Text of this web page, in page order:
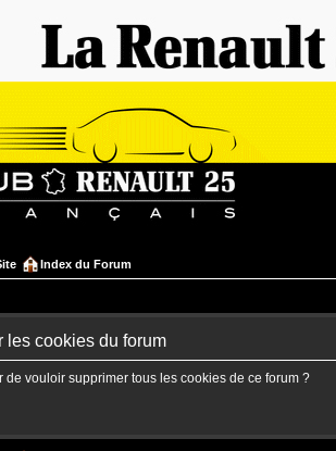
Index du Forum
les cookies du forum
de vouloir supprimer tous les cookies de ce forum ?